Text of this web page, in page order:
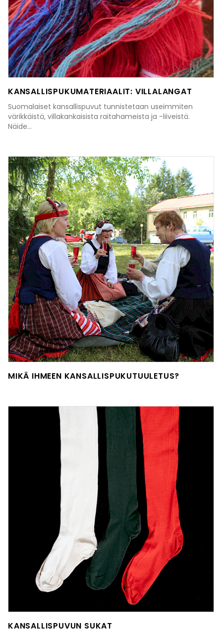
KANSALLISPUKUMATERIAALIT: VILLALANGAT
Suomalaiset kansallispuvut tunnistetaan useimmiten
värikkäistä, villakankaisista raitahameista ja -liiveistä.
Näide...
MIKÄ IHMEEN KANSALLISPUKUTUULETUS?
KANSALLISPUVUN SUKAT